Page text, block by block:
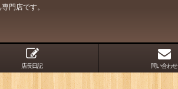
門店です。
店長日記 問い合わせ